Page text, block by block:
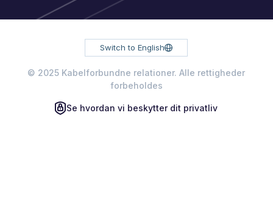
Switch to English
© 2025 Kabelforbundne relationer. Alle rettigheder
forbeholdes
Se hvordan vi beskytter dit privatliv